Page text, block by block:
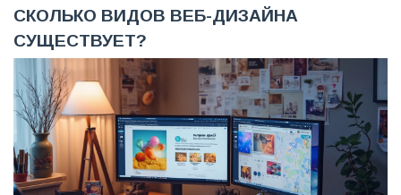
СКОЛЬКО ВИДОВ ВЕБ-ДИЗАЙНА
СУЩЕСТВУЕТ?